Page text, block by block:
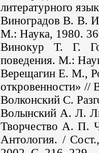
литературного
Виноградов В. В.
М.: Наука, 1980.
Винокур Т. Г.
поведения. М.:
Верещагин Е. М.,
откровенности»
Волконский С.
Волынский А. Л.
Творчество А. П.
Антология. /